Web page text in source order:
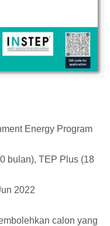
Energy Program
bulan), TEP Plus (18
2022
calon yang